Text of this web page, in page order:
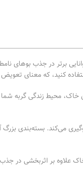
برتر در جذب بوهای
محیط زندگی گربه شما
می‌کند. بسته‌بندی
علاوه بر اثربخشی در